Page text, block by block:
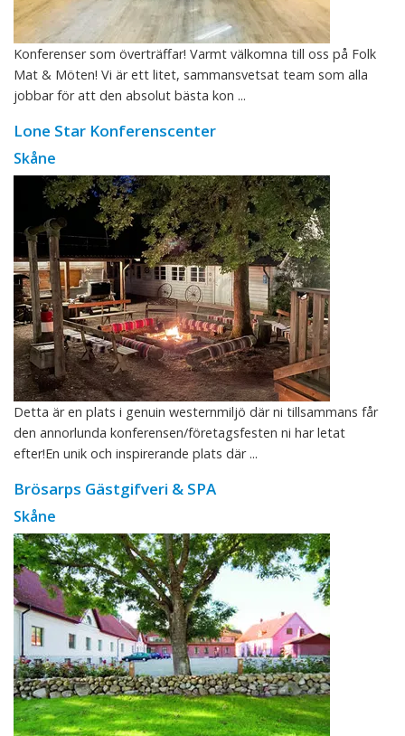
Konferenser som överträffar! Varmt välkomna till oss på Folk
Mat & Möten! Vi är ett litet, sammansvetsat team som alla
jobbar för att den absolut bästa kon ...
Lone Star Konferenscenter
Skåne
Detta är en plats i genuin westernmiljö där ni tillsammans får
den annorlunda konferensen/företagsfesten ni har letat
efter!En unik och inspirerande plats där ...
Brösarps Gästgifveri & SPA
Skåne